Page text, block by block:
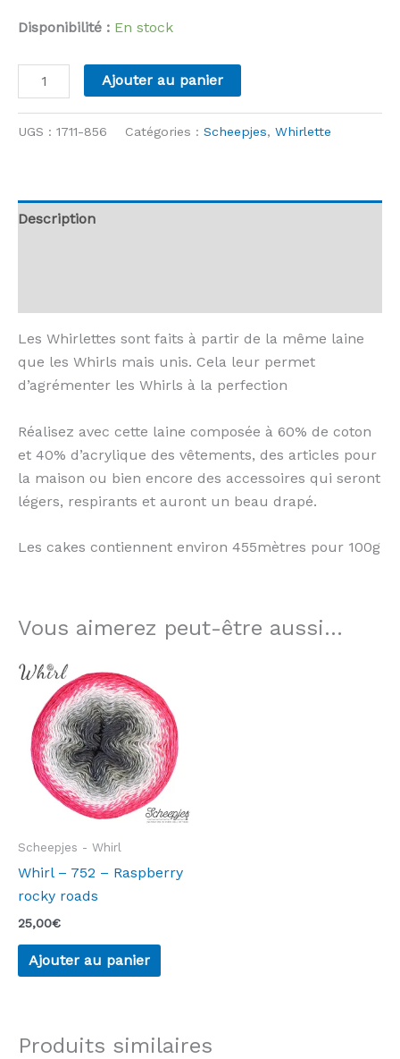
Disponibilité : En stock
quantité
de
Mint
Ajouter au panier
UGS : 1711-856 Catégories : Scheepjes, Whirlette
Description
Les Whirlettes sont faits à partir de la même laine
que les Whirls mais unis. Cela leur permet
d’agrémenter les Whirls à la perfection
Réalisez avec cette laine composée à 60% de coton
et 40% d’acrylique des vêtements, des articles pour
la maison ou bien encore des accessoires qui seront
légers, respirants et auront un beau drapé.
Les cakes contiennent environ 455mètres pour 100g
Vous aimerez peut-être aussi…
Scheepjes - Whirl
Whirl – 752 – Raspberry
rocky roads
25,00€
Ajouter au panier
Produits similaires